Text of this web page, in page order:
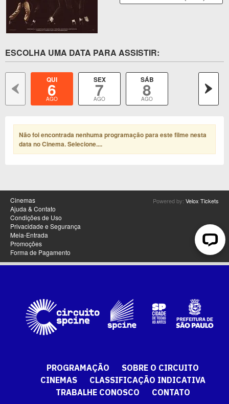
PROGRAMAÇÃO
SOBRE O CIRCUITO
CINEMAS
CLASSIFICAÇÃO INDICATIVA
TRABALHE CONOSCO
CONTATO